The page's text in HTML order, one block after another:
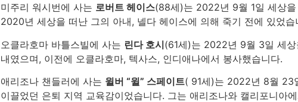
미주리 워시번에 사는 로버트 헤이스(88세)는 2022년 9월 1일 세상을
2020년 세상을 떠난 그의 아내, 넬다 헤이스에 의해 죽기 전에 있었습
오클라호마 바틀스빌에 사는 린다 호시(61세)는 2022년 9월 3일 세
내였으며, 이전에 오클라호마, 텍사스, 인디애나에서 봉사했습니다.
애리조나 챈들러에 사는 윌버 “윌” 스페이트( 91세)는 2022년 8월 23
이끌었던 은퇴 지역 교육감이었습니다. 그는 애리조나와 캘리포니아